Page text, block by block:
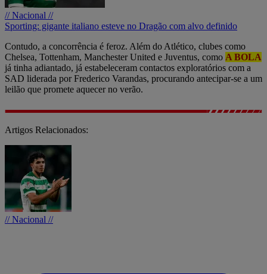
// Nacional //
Sporting: gigante italiano esteve no Dragão com alvo definido
Contudo, a concorrência é feroz. Além do Atlético, clubes como
Chelsea, Tottenham, Manchester United e Juventus, como A BOLA
já tinha adiantado, já estabeleceram contactos exploratórios com a
SAD liderada por Frederico Varandas, procurando antecipar-se a um
leilão que promete aquecer no verão.
Artigos Relacionados:
// Nacional //